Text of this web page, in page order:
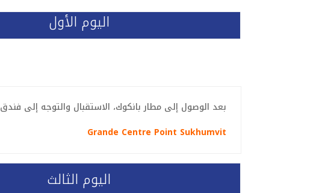
اليوم الأول
بعد الوصول إلى مطار بانكوك، الاستقبال والتوجه إلى فندق
Grande Centre Point Sukhumvit
اليوم الثالث